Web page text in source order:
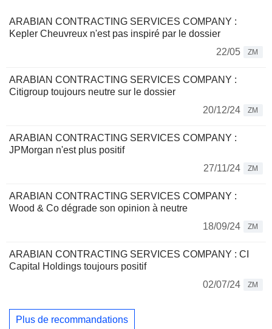
ARABIAN CONTRACTING SERVICES COMPANY :
Kepler Cheuvreux n'est pas inspiré par le dossier
22/05
ZM
ARABIAN CONTRACTING SERVICES COMPANY :
Citigroup toujours neutre sur le dossier
20/12/24
ZM
ARABIAN CONTRACTING SERVICES COMPANY :
JPMorgan n'est plus positif
27/11/24
ZM
ARABIAN CONTRACTING SERVICES COMPANY :
Wood & Co dégrade son opinion à neutre
18/09/24
ZM
ARABIAN CONTRACTING SERVICES COMPANY : CI
Capital Holdings toujours positif
02/07/24
ZM
Plus de recommandations